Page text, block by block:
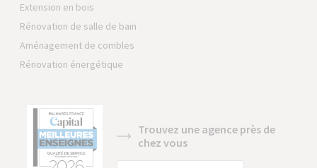
Extension en bois
Rénovation de salle de bain
Aménagement de combles
Rénovation énergétique
Trouvez une agence près de
chez vous